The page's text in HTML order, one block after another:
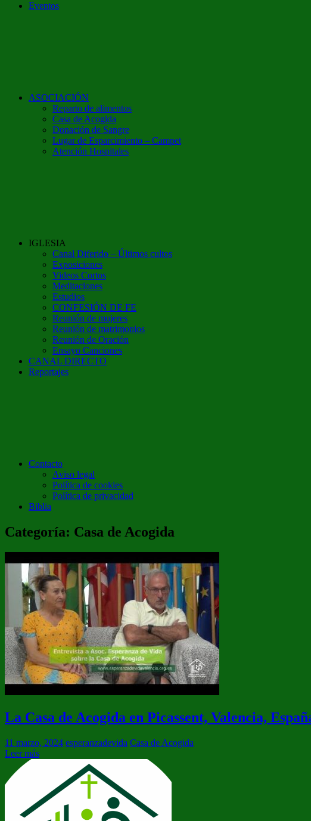
Eventos
ASOCIACIÓN
Reparto de alimentos
Casa de Acogida
Donación de Sangre
Lugar de Esparcimiento – Campet
Atención Hospitales
IGLESIA
Canal Diferido – Últimos cultos
Exposiciones
Videos Cortos
Meditaciones
Estudios
CONFESIÓN DE FE
Reunión de mujeres
Reunión de matrimonios
Reunión de Oración
Ensayo Canciones
CANAL DIRECTO
Reportajes
Contacto
Aviso legal
Política de cookies
Política de privacidad
Biblia
Categoría: Casa de Acogida
La Casa de Acogida en Picassent, Valencia,
11 marzo, 2024 esperanzadevida Casa de Acogida
Leer más